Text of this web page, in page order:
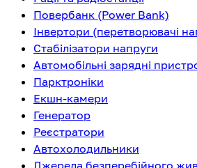
Повербанк (Power Bank)
Інвертори (перетворювачі
Стабілізатори напруги
Автомобільні зарядні
Парктроніки
Екшн-камери
Генератор
Реєстратори
Автохолодильники
Джерела безперебійного